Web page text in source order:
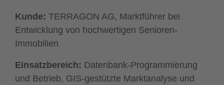
Kunde: TERRAGON AG, Marktführer bei
Entwicklung von hochwertigen Senioren-
Immobilien
Einsatzbereich: Datenbank-Programmierung
und Betrieb, GIS-gestützte Marktanalyse und